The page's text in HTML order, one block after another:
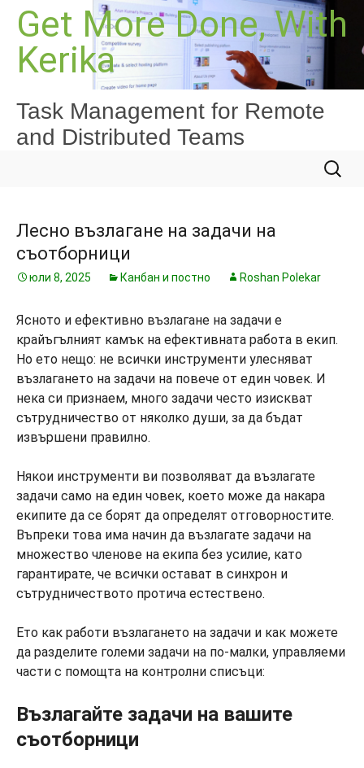
Към
съдържанието
Get More Done, With
Kerika
Task Management for Remote
and Distributed Teams
за:
Лесно възлагане на задачи на
съотборници
юли 8, 2025 Канбан и постно Roshan Polekar
Ясното и ефективно възлагане на задачи е
крайъгълният камък на ефективната работа в екип.
Но ето нещо: не всички инструменти улесняват
възлагането на задачи на повече от един човек. И
нека си признаем, много задачи често изискват
сътрудничество от няколко души, за да бъдат
извършени правилно.
Някои инструменти ви позволяват да възлагате
задачи само на един човек, което може да накара
екипите да се борят да определят отговорностите.
Въпреки това има начин да възлагате задачи на
множество членове на екипа без усилие, като
гарантирате, че всички остават в синхрон и
сътрудничеството протича естествено.
Ето как работи възлагането на задачи и как можете
да разделите големи задачи на по-малки, управляеми
части с помощта на контролни списъци:
Възлагайте задачи на вашите
съотборници